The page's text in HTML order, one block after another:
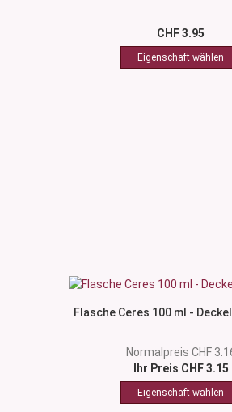
CHF 3.95
Flasche Ceres 100 ml -
Normalpreis CHF
Ihr Preis CHF 3.15